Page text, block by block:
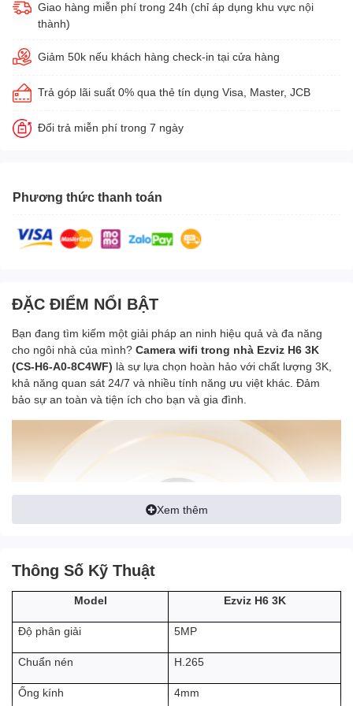
Giao hàng miễn phí trong 24h (chỉ áp dụng khu vực nội
thành)
Giảm 50k nếu khách hàng check-in tại cửa hàng
Trả góp lãi suất 0% qua thẻ tín dụng Visa, Master, JCB
Đổi trả miễn phí trong 7 ngày
Phương thức thanh toán
ĐẶC ĐIỂM NỔI BẬT
Bạn đang tìm kiếm một giải pháp an ninh hiệu quả và đa năng
cho ngôi nhà của mình? Camera wifi trong nhà Ezviz H6 3K
(CS-H6-A0-8C4WF) là sự lựa chọn hoàn hảo với chất lượng 3K,
khả năng quan sát 24/7 và nhiều tính năng ưu việt khác. Đảm
bảo sự an toàn và tiện ích cho bạn và gia đình.
Camera wifi trong nhà Ezviz H6 3Klà minh chứng cho sự tiến
bộ đáng kinh ngạc trong công nghệ an ninh gia đình. Thiết kế để
hoà quyện tuyệt đối với môi trường gia đình, thiết bị này mang lại
hiệu suất và đáng tin cậy vượt trội.Camera Ezviz H6 3Kvượt trội
trong việc nhìn thấy mọi thứ rõ ràng và sống động. Nó hiển thị
Xem thêm
Thông Số Kỹ Thuật
Model Ezviz H6 3K
Độ phân giải 5MP
Chuẩn nén H.265
Ống kính 4mm